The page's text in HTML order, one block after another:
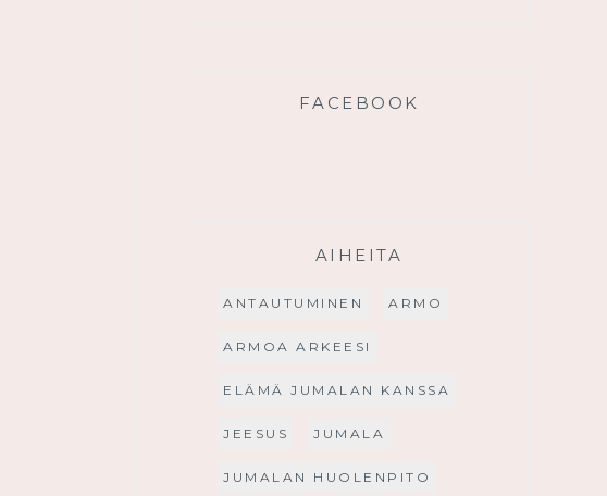
FACEBOOK
AIHEITA
ANTAUTUMINEN ARMO
ARMOA ARKEESI
ELÄMÄ JUMALAN KANSSA
JEESUS JUMALA
JUMALAN HUOLENPITO